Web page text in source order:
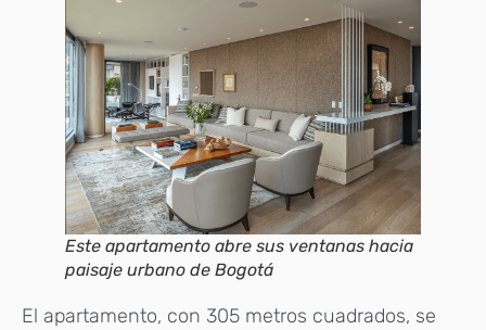
Este apartamento abre sus ventanas hacia
paisaje urbano de Bogotá
El apartamento, con 305 metros cuadrados, se